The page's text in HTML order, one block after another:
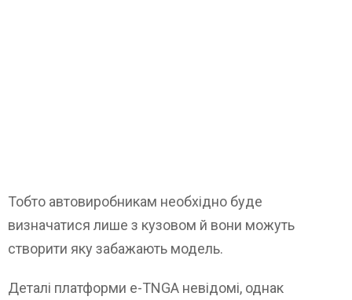
Тобто автовиробникам необхідно буде
визначатися лише з кузовом й вони можуть
створити яку забажають модель.
Деталі платформи e-TNGA невідомі, однак